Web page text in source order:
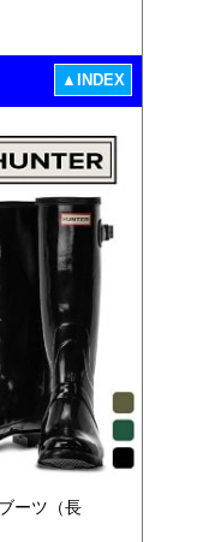
▲INDEX
ーツ（長